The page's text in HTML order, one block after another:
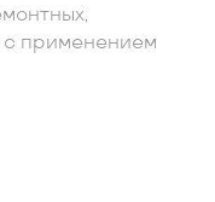
с применением